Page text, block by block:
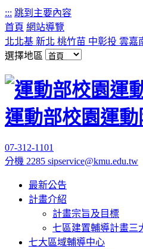
::: 跳到主要內容
首頁 網站導覽
北北基 新北 桃竹苗 中彰投 雲嘉
選擇地區
運動部校園運
07-312-1101
分機 2285 sipservice@kmu.edu.tw
最新公告
計畫介紹
計畫宗旨及目標
七區建置輔導計畫三
七大區域輔導中心